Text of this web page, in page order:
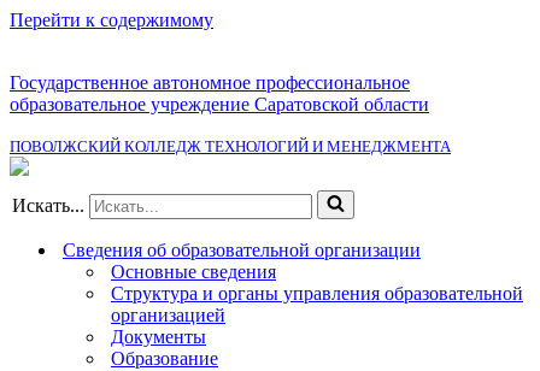
Перейти к содержимому
Государственное автономное профессиональное
образовательное учреждение Саратовской области
ПОВОЛЖСКИЙ КОЛЛЕДЖ ТЕХНОЛОГИЙ И МЕНЕДЖМЕНТА
Искать...
Сведения об образовательной организации
Основные сведения
Структура и органы управления образовательной
организацией
Документы
Образование